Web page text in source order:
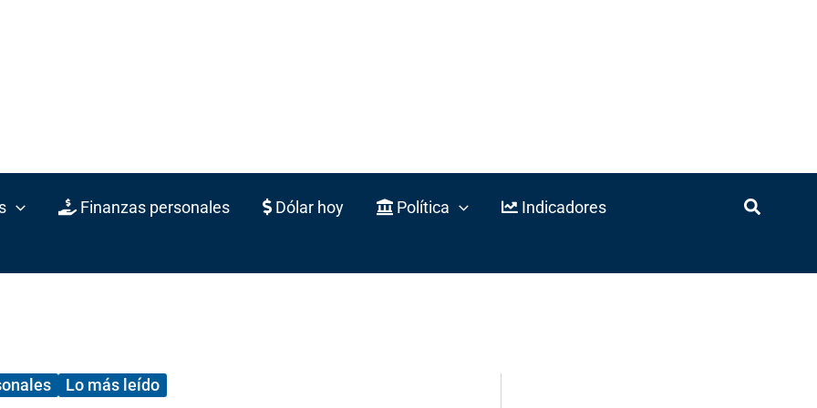
Finanzas personales Dólar hoy Política Indicadores
Lo más leído